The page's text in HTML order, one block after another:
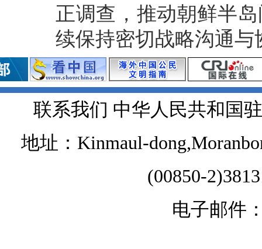
正调查，推动朝鲜半
续保持密切战略沟通与
联系我们 中华人民共和国
地址：Kinmaul-
(00850-
电子邮件